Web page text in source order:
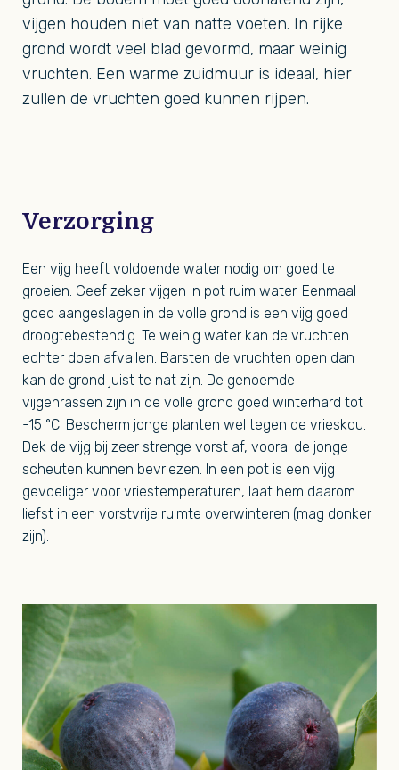
vijgen houden niet van natte voeten. In rijke
grond wordt veel blad gevormd, maar weinig
vruchten. Een warme zuidmuur is ideaal, hier
zullen de vruchten goed kunnen rijpen.
Verzorging
Een vijg heeft voldoende water nodig om goed te
groeien. Geef zeker vijgen in pot ruim water. Eenmaal
goed aangeslagen in de volle grond is een vijg goed
droogtebestendig. Te weinig water kan de vruchten
echter doen afvallen. Barsten de vruchten open dan
kan de grond juist te nat zijn. De genoemde
vijgenrassen zijn in de volle grond goed winterhard tot
-15 °C. Bescherm jonge planten wel tegen de vrieskou.
Dek de vijg bij zeer strenge vorst af, vooral de jonge
scheuten kunnen bevriezen. In een pot is een vijg
gevoeliger voor vriestemperaturen, laat hem daarom
liefst in een vorstvrije ruimte overwinteren (mag donker
zijn).